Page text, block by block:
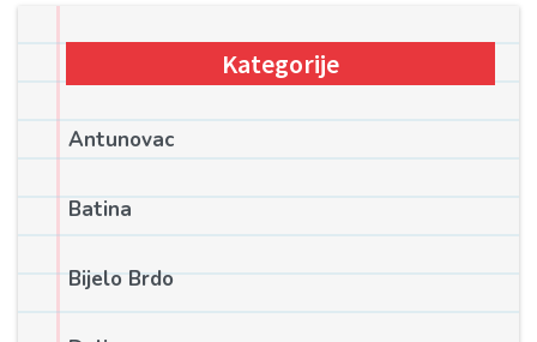
Kategorije
Antunovac
Batina
Bijelo Brdo